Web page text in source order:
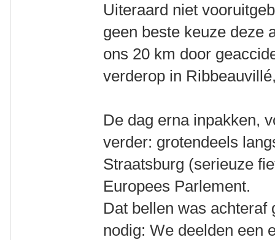
Uiteraard niet
geen beste keuze deze
ons 20 km door
verderop in
De dag erna inpakken,
verder: grotendeels
Straatsburg (serieuze
Europees Parlement.
Dat bellen was achteraf
nodig: We deelden een